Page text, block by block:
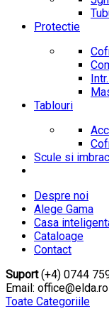
Protectie
Tablouri
Scule si
Despre noi
Alege Gama
Casa
Cataloage
Contact
Suport(+4) 0744
Email: office@elda.ro
Toate Categoriile